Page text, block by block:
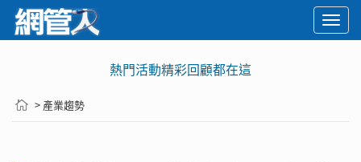
熱門活動精彩回顧都在這
> 產業趨勢